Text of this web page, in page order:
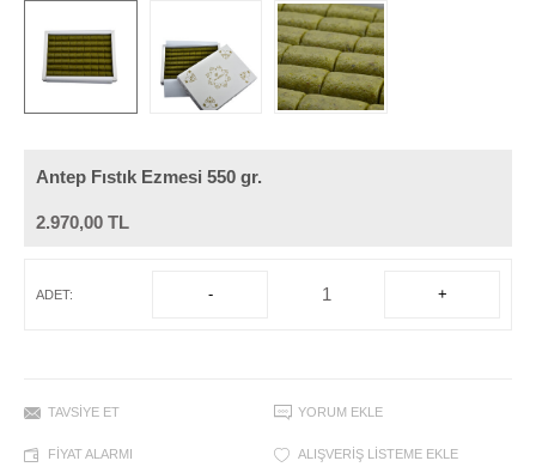
Antep Fıstık Ezmesi 550 gr.
2.970,00 TL
ADET: - +
TAVSIYE ET YORUM EKLE
FIYAT ALARMI ALIŞVERIŞ LISTEME EKLE